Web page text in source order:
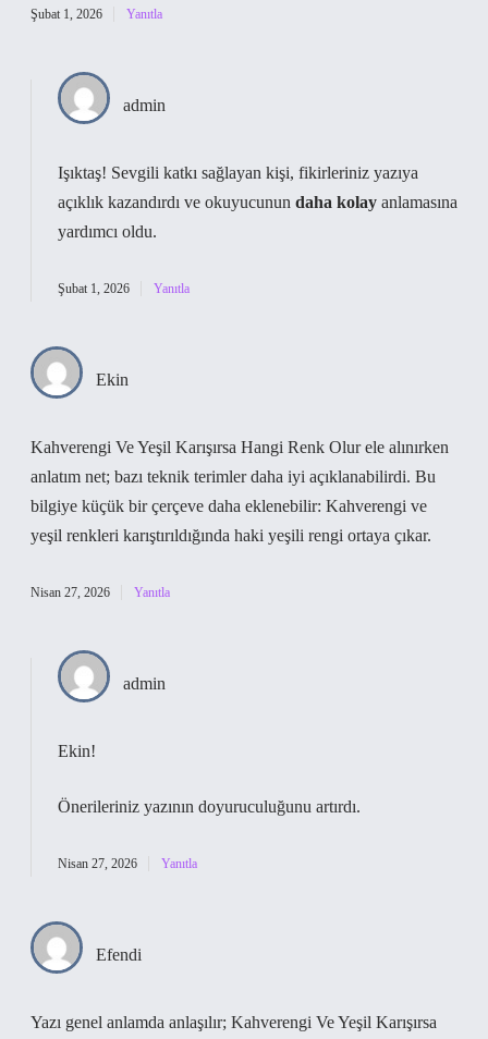
Şubat 1, 2026 Yanıtla
admin
Işıktaş! Sevgili katkı sağlayan kişi, fikirleriniz yazıya
açıklık kazandırdı ve okuyucunun daha kolay anlamasına
yardımcı oldu.
Şubat 1, 2026 Yanıtla
Ekin
Kahverengi Ve Yeşil Karışırsa Hangi Renk Olur ele alınırken
anlatım net; bazı teknik terimler daha iyi açıklanabilirdi. Bu
bilgiye küçük bir çerçeve daha eklenebilir: Kahverengi ve
yeşil renkleri karıştırıldığında haki yeşili rengi ortaya çıkar.
Nisan 27, 2026 Yanıtla
admin
Ekin!
Önerileriniz yazının doyuruculuğunu artırdı.
Nisan 27, 2026 Yanıtla
Efendi
Yazı genel anlamda anlaşılır; Kahverengi Ve Yeşil Karışırsa